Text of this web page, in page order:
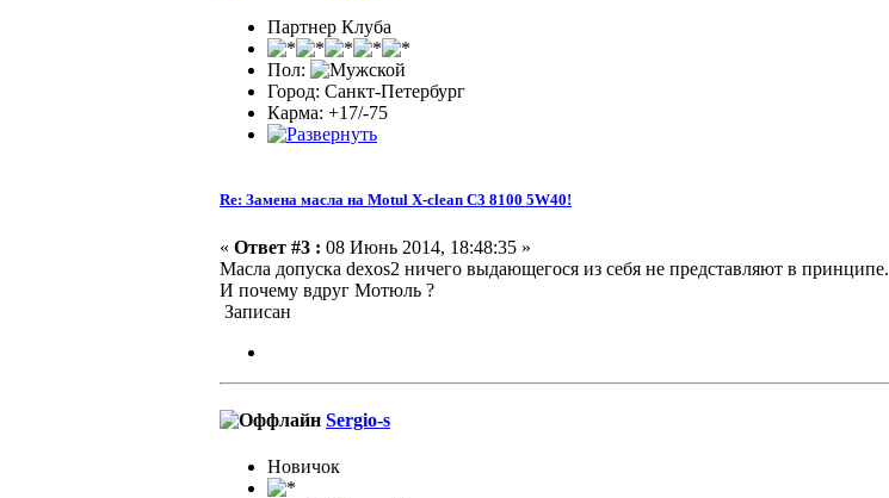
Партнер Клуба
Пол:
Город: Санкт-Петербург
Карма: +17/-75
Re: Замена масла на Motul X-clean C3 8100 5W40!
« Ответ #3 : 08 Июнь 2014, 18:48:35 »
Масла допуска dexos2 ничего выдающегося из себя не представляют в принципе.
И почему вдруг Мотюль ?
Записан
Sergio-s
Новичок